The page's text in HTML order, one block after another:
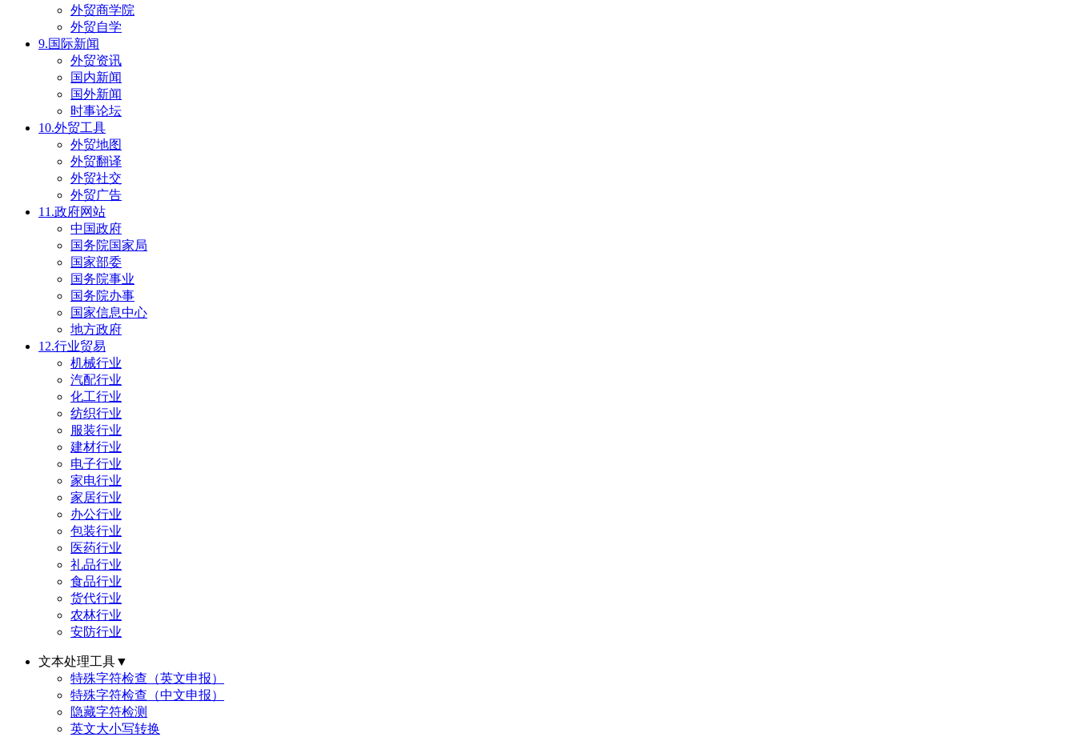
外贸商学院
外贸自学
9.国际新闻
外贸资讯
国内新闻
国外新闻
时事论坛
10.外贸工具
外贸地图
外贸翻译
外贸社交
外贸广告
11.政府网站
中国政府
国务院国家局
国家部委
国务院事业
国务院办事
国家信息中心
地方政府
12.行业贸易
机械行业
汽配行业
化工行业
纺织行业
服装行业
建材行业
电子行业
家电行业
家居行业
办公行业
包装行业
医药行业
礼品行业
食品行业
货代行业
农林行业
安防行业
文本处理工具▼
特殊字符检查（英文申报）
特殊字符检查（中文申报）
隐藏字符检测
英文大小写转换